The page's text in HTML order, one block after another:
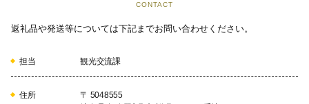
CONTACT
返礼品や発送等については下記までお問い合わせください。
担当 観光交流課
住所
〒 5048555